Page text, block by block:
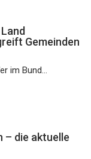
Gemeinden
im Bund...
– die aktuelle